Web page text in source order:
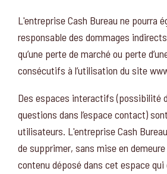
L'entreprise Cash Bureau ne pourra
responsable des dommages
qu’une perte de marché ou perte
consécutifs à l’utilisation du site
Des espaces interactifs (possibilité
questions dans l’espace contact)
utilisateurs. L'entreprise Cash
de supprimer, sans mise en
contenu déposé dans cet espace